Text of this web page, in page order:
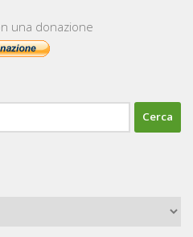
una donazione